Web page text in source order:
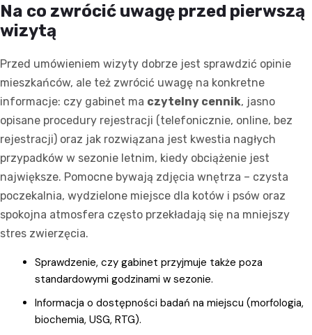
Na co zwrócić uwagę przed pierwszą
wizytą
Przed umówieniem wizyty dobrze jest sprawdzić opinie
mieszkańców, ale też zwrócić uwagę na konkretne
informacje: czy gabinet ma czytelny cennik, jasno
opisane procedury rejestracji (telefonicznie, online, bez
rejestracji) oraz jak rozwiązana jest kwestia nagłych
przypadków w sezonie letnim, kiedy obciążenie jest
największe. Pomocne bywają zdjęcia wnętrza – czysta
poczekalnia, wydzielone miejsce dla kotów i psów oraz
spokojna atmosfera często przekładają się na mniejszy
stres zwierzęcia.
Sprawdzenie, czy gabinet przyjmuje także poza
standardowymi godzinami w sezonie.
Informacja o dostępności badań na miejscu (morfologia,
biochemia, USG, RTG).